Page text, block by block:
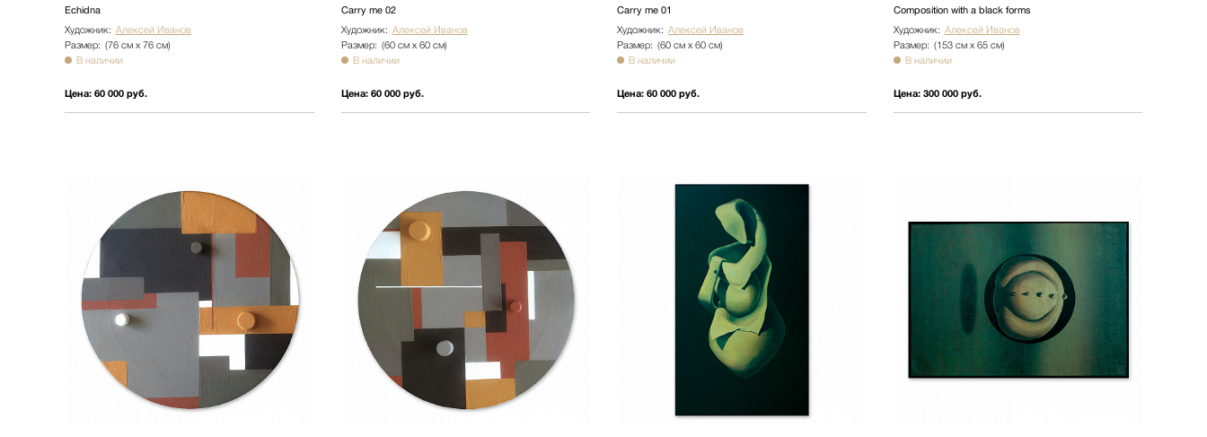
Echidna
Художник: Алексей Иванов
Размер: (76 см х 76 см)
В наличии
Цена: 60 000 руб.
Carry me 02
Художник: Алексей Иванов
Размер: (60 см х 60 см)
В наличии
Цена:60 000 руб.
Carry me 01
Художник: Алексей Иванов
Размер: (60 см х 60 см)
В наличии
Цена: 60 000 руб.
Composition with a black forms
Художник: Алексей Иванов
Размер: (153 см х 65 см)
В наличии
Цена:300 000 руб.